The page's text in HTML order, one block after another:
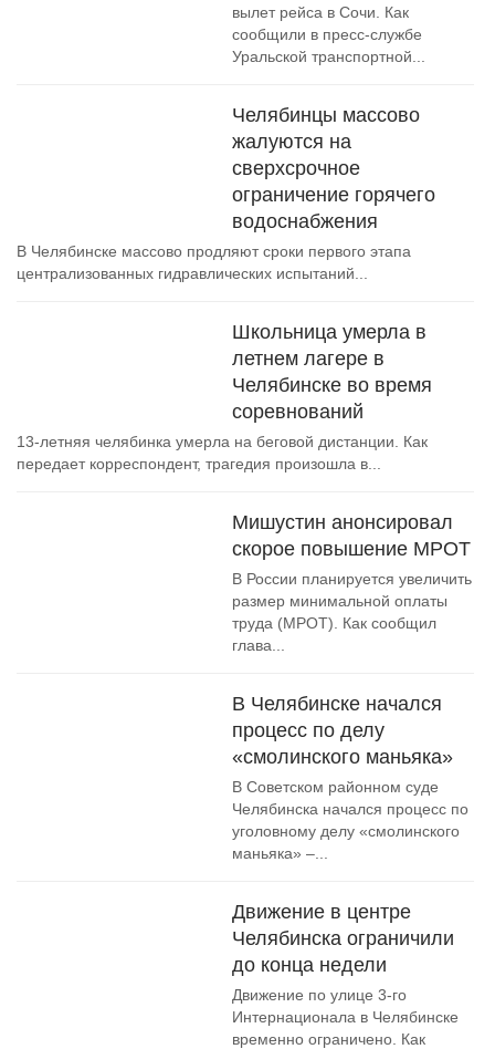
вылет рейса в Сочи. Как
сообщили в пресс-службе
Уральской транспортной...
Челябинцы массово
жалуются на
сверхсрочное
ограничение горячего
водоснабжения
В Челябинске массово продляют сроки первого этапа
централизованных гидравлических испытаний...
Школьница умерла в
летнем лагере в
Челябинске во время
соревнований
13-летняя челябинка умерла на беговой дистанции. Как
передает корреспондент, трагедия произошла в...
Мишустин анонсировал
скорое повышение МРОТ
В России планируется увеличить
размер минимальной оплаты
труда (МРОТ). Как сообщил
глава...
В Челябинске начался
процесс по делу
«смолинского маньяка»
В Советском районном суде
Челябинска начался процесс по
уголовному делу «смолинского
маньяка» –...
Движение в центре
Челябинска ограничили
до конца недели
Движение по улице 3-го
Интернационала в Челябинске
временно ограничено. Как